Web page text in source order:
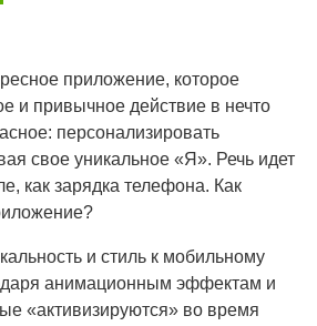
приложение, которое
и привычное действие в нечто
персонализировать
свое уникальное «Я». Речь идет
как зарядка телефона. Как
и стиль к мобильному
анимационным эффектам и
«активизируются» во время